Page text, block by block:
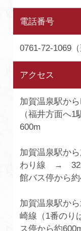
電話番号
0761-72-1069（
アクセス
加賀温泉駅か
（福井方面
600m
加賀温泉駅か
わり線 → 32
館バス停から
加賀温泉駅か
崎線（1番の
ス停から約